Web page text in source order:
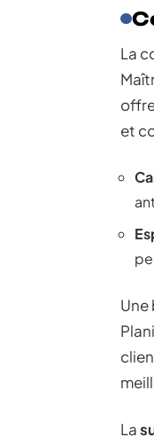
La
et
Une
La